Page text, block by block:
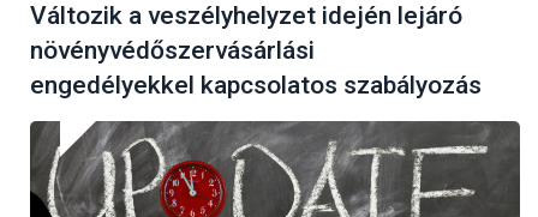
Változik a veszélyhelyzet idején lejáró
növényvédőszervásárlási
engedélyekkel kapcsolatos szabályozás